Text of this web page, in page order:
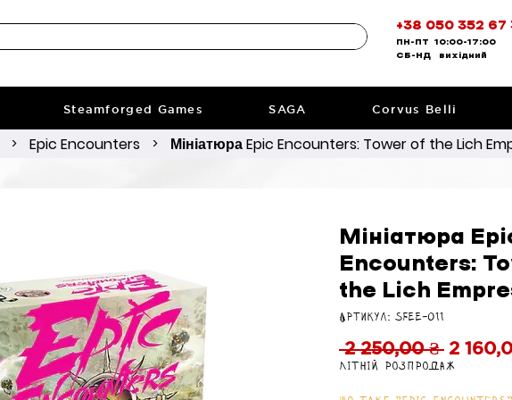
+38 050 352 67
ПН-ПТ 10:00-17:00
CБ-НД вихідний
Steamforged Games SAGA Corvus Belli
> Epic Encounters > Мініатюра Epic Encounters: Tower of the Lich
Мініатюра
Encounters:
the Lich
Артикул: SFEE-011
2 250,00 ₴
ціна
2
Літній розпродаж